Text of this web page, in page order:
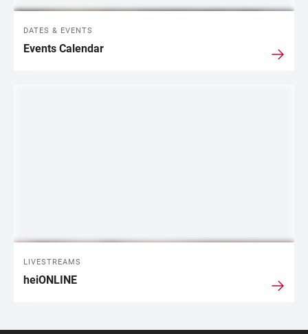
DATES & EVENTS
Events Calendar
LIVESTREAMS
heiONLINE